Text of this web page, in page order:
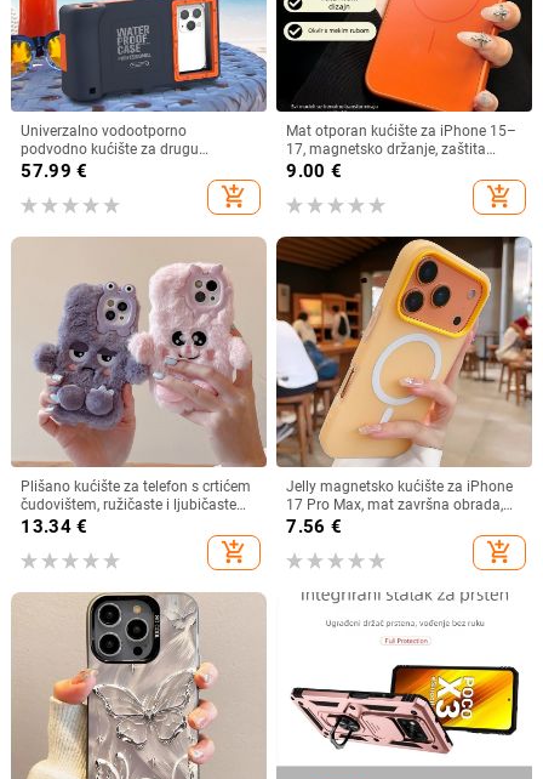
Univerzalno vodootporno
podvodno kućište za drugu
generaciju serije iPhone 167 Pro,
kompatibilno s Apple i Samsung za
fotografiranje pod vodom
57.99 €
add_shopping_cart
Mat otporan kućište za iPhone 15–
17, magnetsko držanje, zaštita
objektiva, u različitim bojama
9.00 €
add_shopping_cart
Plišano kućište za telefon s crtićem
čudovištem, ružičaste i ljubičaste
boje, za iPhone 15, 12, 13 i 16 Pro
13.34€
add_shopping_cart
Jelly magnetsko kućište za iPhone
17 Pro Max, mat završna obrada,
potpuna zaštita
7.56 €
add_shopping_cart